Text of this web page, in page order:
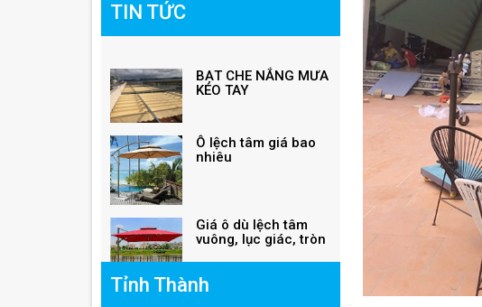
TIN TỨC
KÉO TAY
Tỉnh Thành